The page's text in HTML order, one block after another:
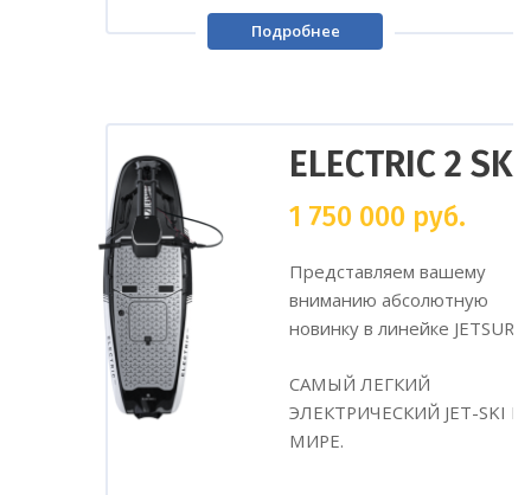
Подробнее
ELECTRIC 2 SKI
1 750 000 руб.
Представляем вашему
вниманию абсолютную
новинку в линейке JETSURF!
САМЫЙ ЛЕГКИЙ
ЭЛЕКТРИЧЕСКИЙ JET-SKI В
МИРЕ.